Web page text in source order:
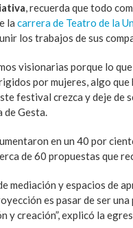
, recuerda que todo
la carrera de Teatro de la
los trabajos de sus
visionarias porque lo
por mujeres, algo que
festival crezca y deje de
de Gesta.
en un 40 por
de 60 propuestas que
mediación y espacios de
es pasar de ser
y creación”, explicó la